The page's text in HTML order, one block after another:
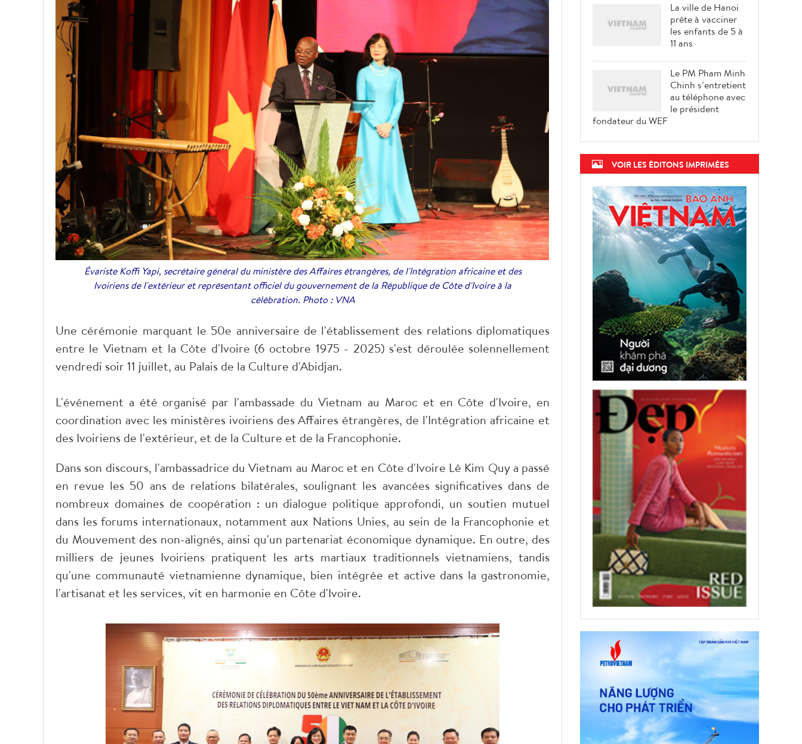
Évariste Koffi Yapi, secrétaire général du ministère des Affaires étrangères, de l'Intégration africaine et des
Ivoiriens de l'extérieur et représentant officiel du gouvernement de la République de Côte d'Ivoire à la
célébration. Photo : VNA
Une cérémonie marquant le 50e anniversaire de l'établissement des relations diplomatiques
entre le Vietnam et la Côte d'Ivoire (6 octobre 1975 - 2025) s'est déroulée solennellement
vendredi soir 11 juillet, au Palais de la Culture d'Abidjan.
L'événement a été organisé par l'ambassade du Vietnam au Maroc et en Côte d'Ivoire, en
coordination avec les ministères ivoiriens des Affaires étrangères, de l'Intégration africaine et
des Ivoiriens de l'extérieur, et de la Culture et de la Francophonie.
Dans son discours, l'ambassadrice du Vietnam au Maroc et en Côte d'Ivoire Lê Kim Quy a passé
en revue les 50 ans de relations bilatérales, soulignant les avancées significatives dans de
nombreux domaines de coopération : un dialogue politique approfondi, un soutien mutuel
dans les forums internationaux, notamment aux Nations Unies, au sein de la Francophonie et
du Mouvement des non-alignés, ainsi qu'un partenariat économique dynamique. En outre, des
milliers de jeunes Ivoiriens pratiquent les arts martiaux traditionnels vietnamiens, tandis
qu'une communauté vietnamienne dynamique, bien intégrée et active dans la gastronomie,
l'artisanat et les services, vit en harmonie en Côte d'Ivoire.
La ville de Hanoi
prête à vacciner
les enfants de 5 à
11 ans
Le PM Pham Minh
Chinh s’entretient
au téléphone avec
le président
fondateur du WEF
VOIR LES ÉDITONS IMPRIMÉES